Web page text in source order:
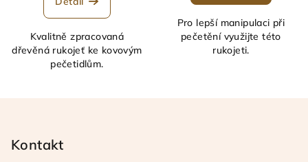
Kvalitně zpracovaná
dřevěná rukojeť ke kovovým
pečetidlům.
Pro lepší manipulaci při
pečetění využijte této
rukojeti.
Kontakt